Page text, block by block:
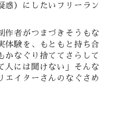
惑）にしたいフリーラン
作者がつまづきそうもな
体験を、もともと持ち合
かなぐり捨ててさらして
人には聞けない」そんな
エイターさんのなぐさめ